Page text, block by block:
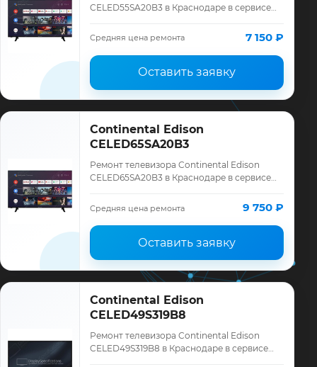
CELED55SA20B3 в Краснодаре в сервисе
Continental Edison, смета до ремонта,
запчасти …
Средняя цена ремонта 7 150 ₽
Оставить заявку
Continental Edison
CELED65SA20B3
Ремонт телевизора Continental Edison
CELED65SA20B3 в Краснодаре в сервисе
Continental Edison, смета до ремонта,
запчасти …
Средняя цена ремонта 9 750 ₽
Оставить заявку
Continental Edison
CELED49S319B8
Ремонт телевизора Continental Edison
CELED49S319B8 в Краснодаре в сервисе